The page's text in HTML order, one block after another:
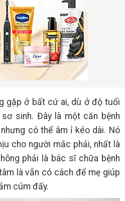
gặp ở bất cứ ai, dù ở độ tuổi
sinh. Đây là một căn bệnh
có thể âm ỉ kéo dài. Nó
cho người mắc phải, nhất là
phải là bác sĩ chữa bệnh
là vẫn có cách để mẹ giúp
cúm đấy.